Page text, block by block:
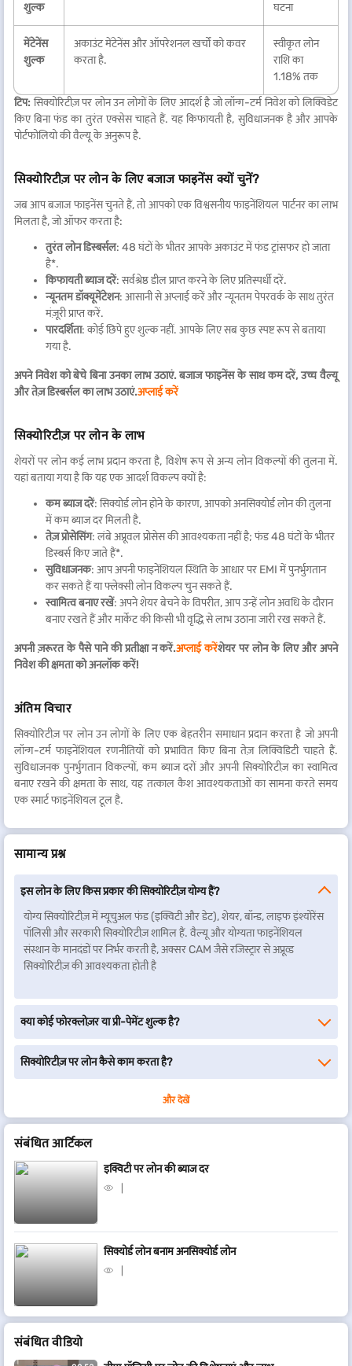
शुल्क
घटना
मेंटेनेंस
शुल्क
अकाउंट मेंटेनेंस और ऑपरेशनल खर्चों को कवर
करता है.
स्वीकृत लोन
राशि का
1.18% तक
टिप: सिक्योरिटीज़ पर लोन उन लोगों के लिए आदर्श है जो लॉन्ग-टर्म निवेश को लिक्विडेट
किए बिना फंड का तुरंत एक्सेस चाहते हैं. यह किफायती है, सुविधाजनक है और आपके
पोर्टफोलियो की वैल्यू के अनुरूप है.
सिक्योरिटीज़ पर लोन के लिए बजाज फाइनेंस क्यों चुनें?
जब आप बजाज फाइनेंस चुनते हैं, तो आपको एक विश्वसनीय फाइनेंशियल पार्टनर का लाभ
मिलता है, जो ऑफर करता है:
तुरंत लोन डिस्बर्सल: 48 घंटों के भीतर आपके अकाउंट में फंड ट्रांसफर हो जाता
है*.
किफायती ब्याज दरें: सर्वश्रेष्ठ डील प्राप्त करने के लिए प्रतिस्पर्धी दरें.
न्यूनतम डॉक्यूमेंटेशन: आसानी से अप्लाई करें और न्यूनतम पेपरवर्क के साथ तुरंत
मंज़ूरी प्राप्त करें.
पारदर्शिता: कोई छिपे हुए शुल्क नहीं. आपके लिए सब कुछ स्पष्ट रूप से बताया
गया है.
अपने निवेश को बेचे बिना उनका लाभ उठाएं. बजाज फाइनेंस के साथ कम दरें, उच्च वैल्यू
और तेज़ डिस्बर्सल का लाभ उठाएं.अप्लाई करें
सिक्योरिटीज़ पर लोन के लाभ
शेयरों पर लोन कई लाभ प्रदान करता है, विशेष रूप से अन्य लोन विकल्पों की तुलना में.
यहां बताया गया है कि यह एक आदर्श विकल्प क्यों है:
कम ब्याज दरें: सिक्योर्ड लोन होने के कारण, आपको अनसिक्योर्ड लोन की तुलना
में कम ब्याज दर मिलती है.
तेज़ प्रोसेसिंग: लंबे अप्रूवल प्रोसेस की आवश्यकता नहीं है; फंड 48 घंटों के भीतर
डिस्बर्स किए जाते हैं*.
सुविधाजनक: आप अपनी फाइनेंशियल स्थिति के आधार पर EMI में पुनर्भुगतान
कर सकते हैं या फ्लेक्सी लोन विकल्प चुन सकते हैं.
स्वामित्व बनाए रखें: अपने शेयर बेचने के विपरीत, आप उन्हें लोन अवधि के दौरान
बनाए रखते हैं और मार्केट की किसी भी वृद्धि से लाभ उठाना जारी रख सकते हैं.
अपनी ज़रूरत के पैसे पाने की प्रतीक्षा न करें.अप्लाई करेंशेयर पर लोन के लिए और अपने
निवेश की क्षमता को अनलॉक करें!
अंतिम विचार
सिक्योरिटीज़ पर लोन उन लोगों के लिए एक बेहतरीन समाधान प्रदान करता है जो अपनी
लॉन्ग-टर्म फाइनेंशियल रणनीतियों को प्रभावित किए बिना तेज़ लिक्विडिटी चाहते हैं.
सुविधाजनक पुनर्भुगतान विकल्पों, कम ब्याज दरों और अपनी सिक्योरिटीज़ का स्वामित्व
बनाए रखने की क्षमता के साथ, यह तत्काल कैश आवश्यकताओं का सामना करते समय
एक स्मार्ट फाइनेंशियल टूल है.
सामान्य प्रश्न
इस लोन के लिए किस प्रकार की सिक्योरिटीज़ योग्य हैं?
योग्य सिक्योरिटीज़ में म्यूचुअल फंड (इक्विटी और डेट), शेयर, बॉन्ड, लाइफ इंश्योरेंस
पॉलिसी और सरकारी सिक्योरिटीज़ शामिल हैं. वैल्यू और योग्यता फाइनेंशियल
संस्थान के मानदंडों पर निर्भर करती है, अक्सर CAM जैसे रजिस्ट्रार से अप्रूव्ड
सिक्योरिटीज़ की आवश्यकता होती है
क्या कोई फोरक्लोज़र या प्री-पेमेंट शुल्क है?
सिक्योरिटीज़ पर लोन कैसे काम करता है?
और देखें
संबंधित आर्टिकल
इक्विटी पर लोन की ब्याज दर
सिक्योर्ड लोन बनाम अनसिक्योर्ड लोन
संबंधित वीडियो